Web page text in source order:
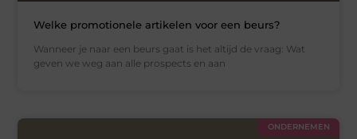
Welke promotionele artikelen voor een beurs?
Wanneer je naar een beurs gaat is het altijd de vraag: Wat
geven we weg aan alle prospects en aan
ONDERNEMEN